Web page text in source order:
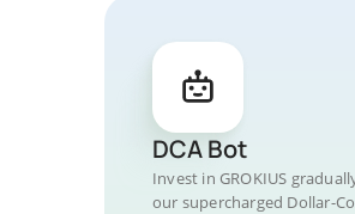
DCA Bot
Invest in GROKIUS
our supercharged Dollar-